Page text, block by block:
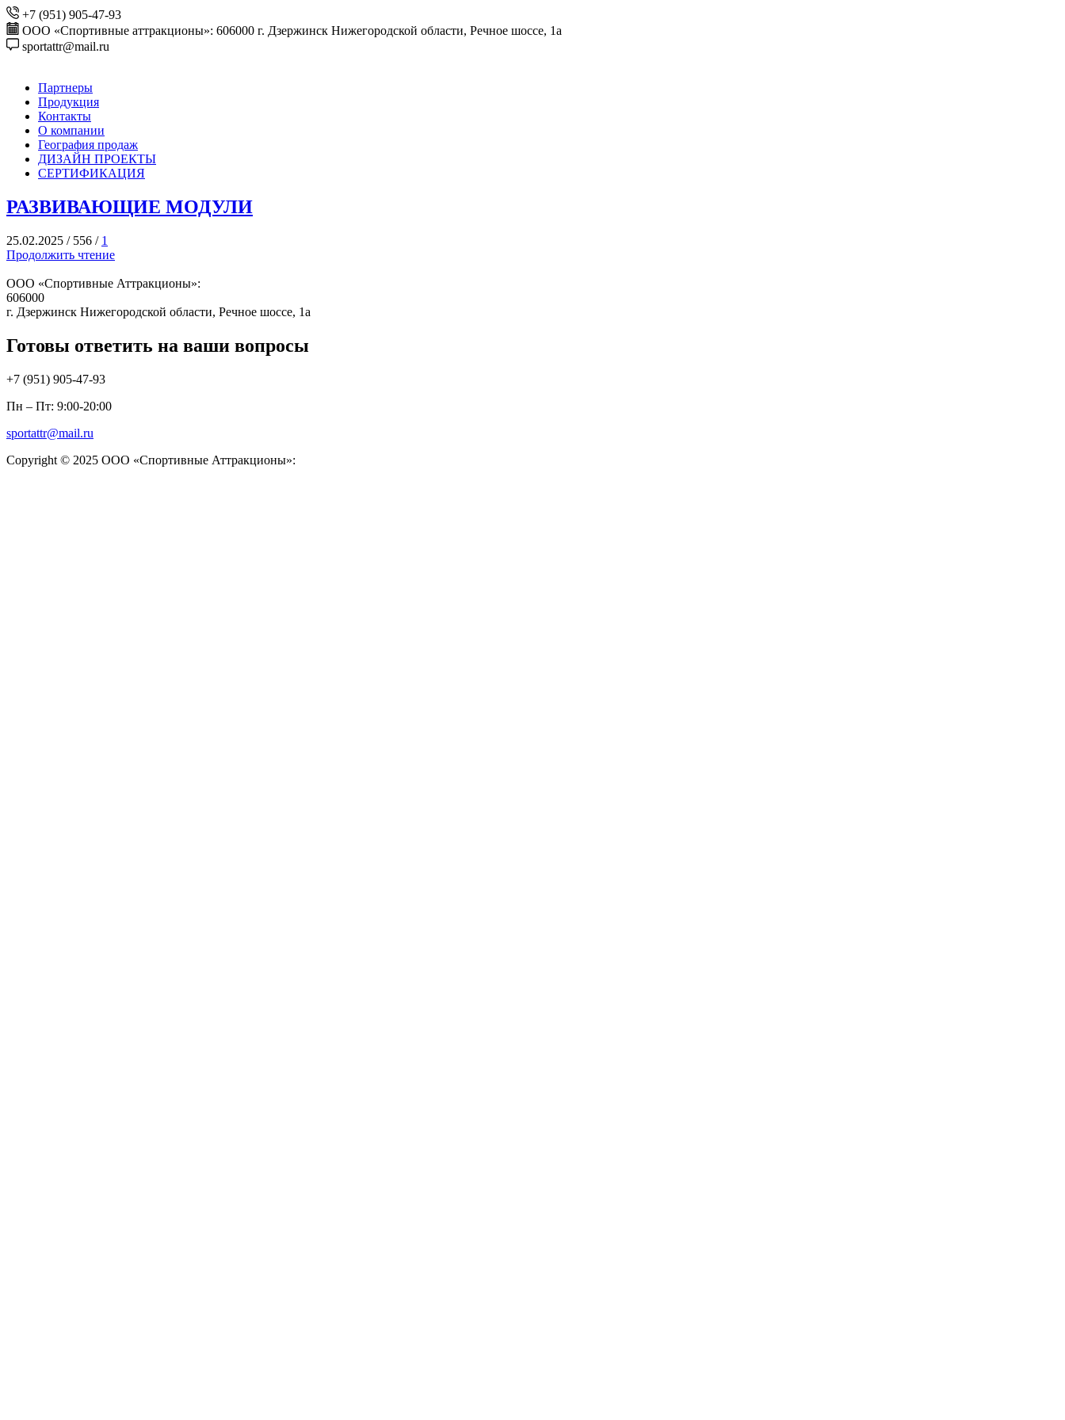
+7 (951) 905-47-93
ООО «Спортивные аттракционы»: 606000 г. Дзержинск Нижегородской области, Речное шоссе, 1а
sportattr@mail.ru
Партнеры
Продукция
Контакты
О компании
География продаж
ДИЗАЙН ПРОЕКТЫ
СЕРТИФИКАЦИЯ
РАЗВИВАЮЩИЕ МОДУЛИ
25.02.2025 / 556 / 1
Продолжить чтение
ООО «Спортивные Аттракционы»:
606000
г. Дзержинск Нижегородской области, Речное шоссе, 1а
Готовы ответить на ваши вопросы
+7 (951) 905-47-93
Пн – Пт: 9:00-20:00
sportattr@mail.ru
Copyright © 2025 ООО «Спортивные Аттракционы»: